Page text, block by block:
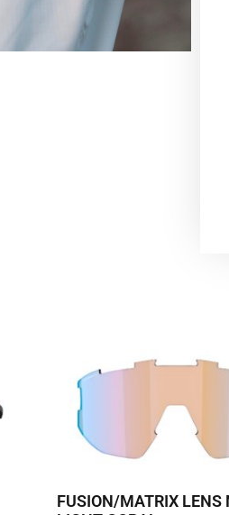
FUSION/MATRIX LENS